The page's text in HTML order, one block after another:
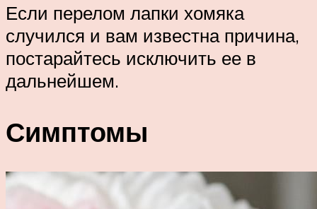
Если перелом лапки хомяка
случился и вам известна причина,
постарайтесь исключить ее в
дальнейшем.
Симптомы